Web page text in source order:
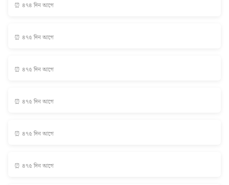
⏰ ৪৭৪ দিন আগে
⏰ ৪৭৫ দিন আগে
⏰ ৪৭৫ দিন আগে
⏰ ৪৭৫ দিন আগে
⏰ ৪৭৫ দিন আগে
⏰ ৪৭৫ দিন আগে